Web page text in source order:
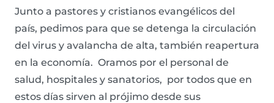
Junto a pastores y cristianos evangélicos del
país, pedimos para que se detenga la circulación
del virus y avalancha de alta, también reapertura
en la economía. Oramos por el personal de
salud, hospitales y sanatorios, por todos que en
estos días sirven al prójimo desde sus